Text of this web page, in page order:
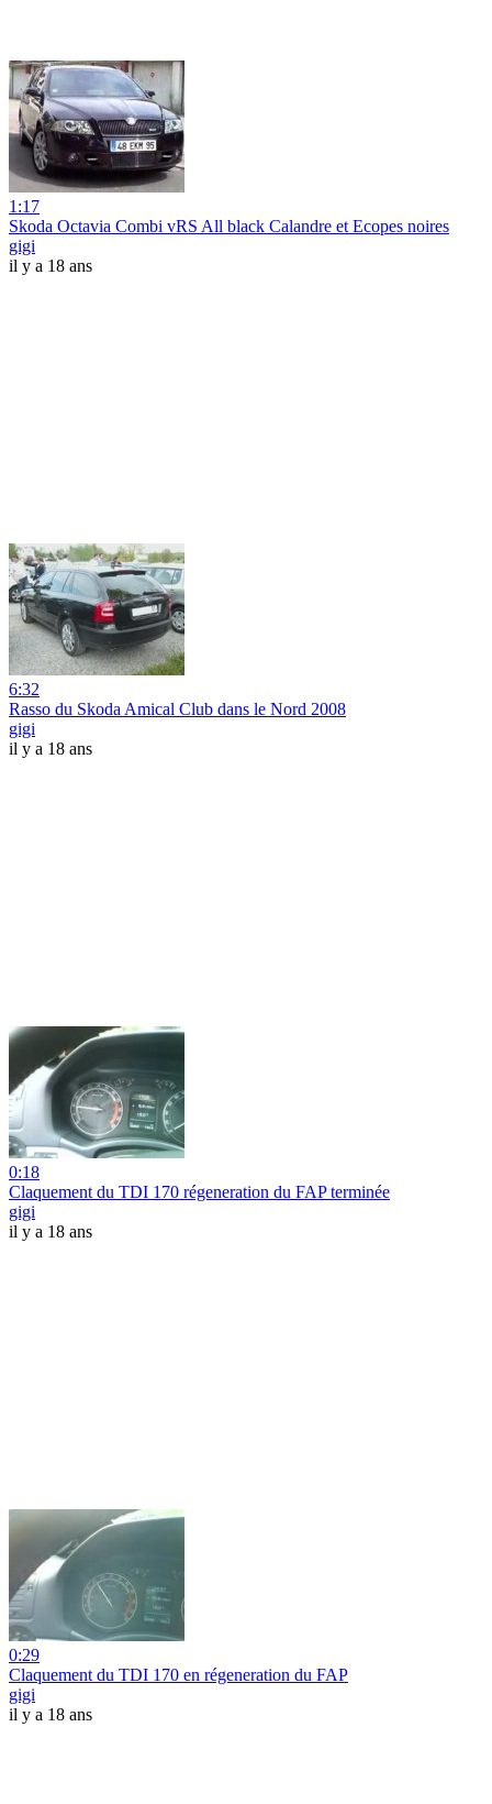
1:17
Skoda Octavia Combi vRS All black Calandre et Ecopes noires
gigi
il y a 18 ans
6:32
Rasso du Skoda Amical Club dans le Nord 2008
gigi
il y a 18 ans
0:18
Claquement du TDI 170 régeneration du FAP terminée
gigi
il y a 18 ans
0:29
Claquement du TDI 170 en régeneration du FAP
gigi
il y a 18 ans